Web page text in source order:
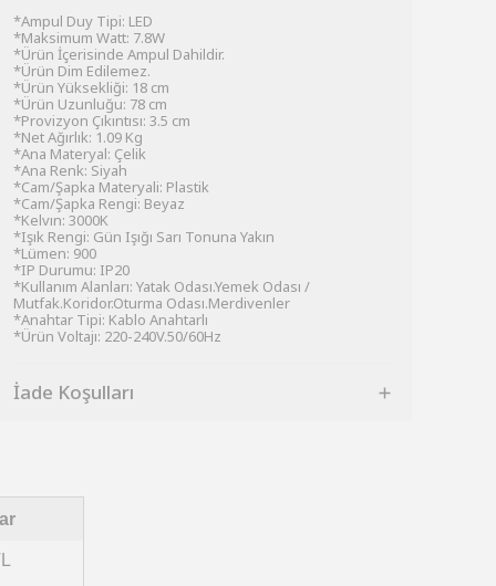
*Ampul Duy Tipi: LED
*Maksimum Watt: 7.8W
*Ürün İçerisinde Ampul Dahildir.
*Ürün Dim Edilemez.
*Ürün Yüksekliği: 18 cm
*Ürün Uzunluğu: 78 cm
*Provizyon Çıkıntısı: 3.5 cm
*Net Ağırlık: 1.09 Kg
*Ana Materyal: Çelik
*Ana Renk: Siyah
*Cam/Şapka Materyali: Plastik
*Cam/Şapka Rengi: Beyaz
*Kelvın: 3000K
*Işık Rengi: Gün Işığı Sarı Tonuna Yakın
*Lümen: 900
*IP Durumu: IP20
*Kullanım Alanları: Yatak Odası.Yemek Odası /
Mutfak.Koridor.Oturma Odası.Merdivenler
*Anahtar Tipi: Kablo Anahtarlı
*Ürün Voltajı: 220-240V.50/60Hz
İade Koşulları